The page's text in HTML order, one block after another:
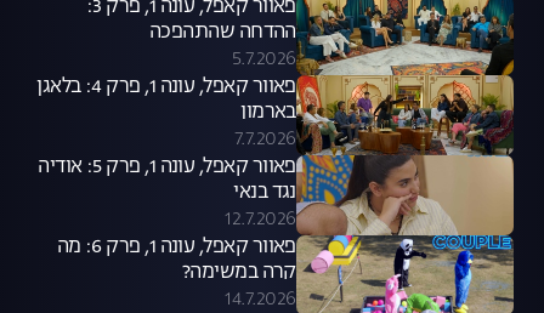
פאוור קאפל, עונה 1, פרק 3:
ההדחה שהתהפכה
5.7.2026
פאוור קאפל, עונה 1, פרק 4: בלאגן
בארמון
7.7.2026
פאוור קאפל, עונה 1, פרק 5: אודיה
נגד בנאי
12.7.2026
פאוור קאפל, עונה 1, פרק 6: מה
קרה במשימה?
14.7.2026